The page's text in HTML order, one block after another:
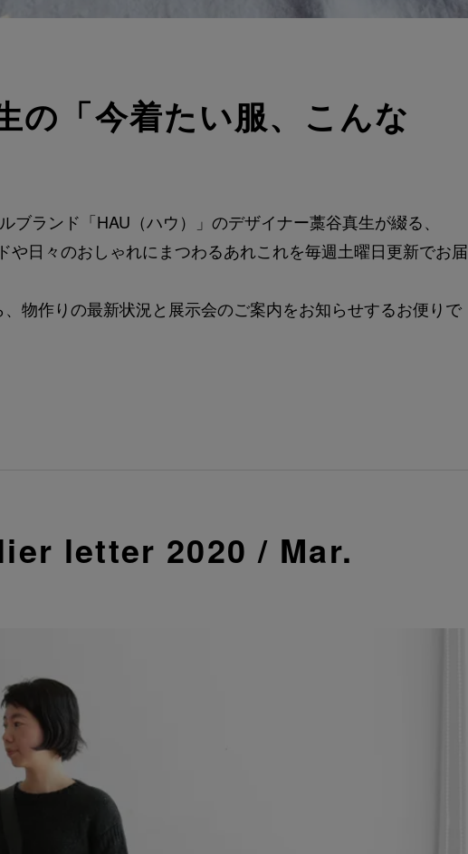
の「今着たい服、こんな
ブランド「HAU（ハウ）」のデザイナー藁谷真生が綴る、
や日々のおしゃれにまつわるあれこれを毎週土曜日更新でお届
物作りの最新状況と展示会のご案内をお知らせするお便りで
letter 2020 / Mar.